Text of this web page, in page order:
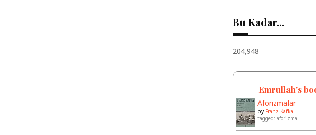
Bu Kadar...
204,948
Emrullah's
Aforizmalar
by Franz Kafka
tagged: aforizma